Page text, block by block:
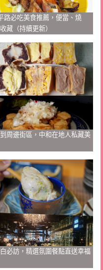
路必吃美食推薦，便當、燒
藏（持續更新）
周邊街區，中和在地人私藏美
必訪，精選氛圍餐點直送幸福